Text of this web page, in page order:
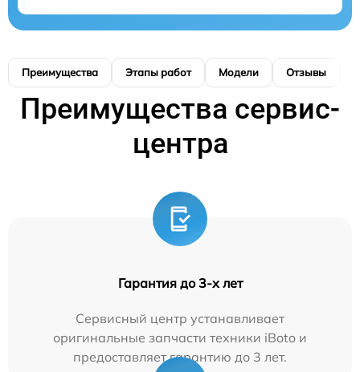
Преимущества Этапы работ Модели Отзывы
Преимущества сервис-
центра
Гарантия до 3-х лет
Сервисный центр устанавливает
оригинальные запчасти техники iBoto и
предоставляет гарантию до 3 лет.